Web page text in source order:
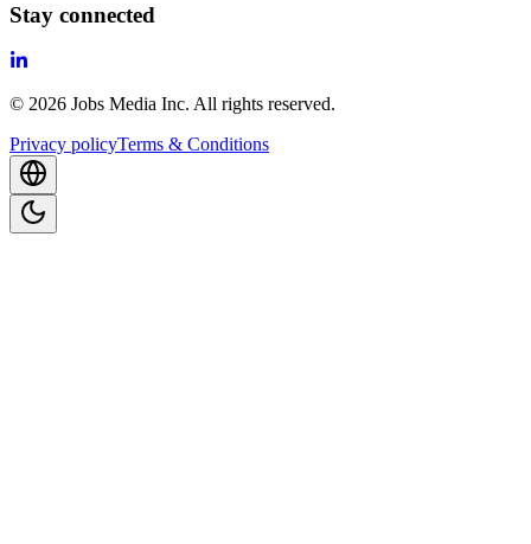
Stay connected
© 2026 Jobs Media Inc. All rights reserved.
Privacy policyTerms & Conditions